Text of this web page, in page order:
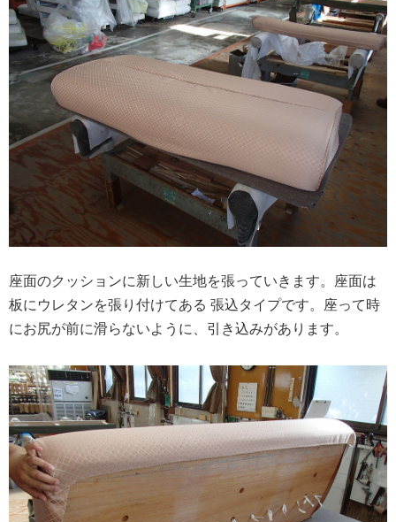
座面のクッションに新しい生地を張っていきます。座面は
板にウレタンを張り付けてある 張込タイプです。座って時
にお尻が前に滑らないように、引き込みがあります。